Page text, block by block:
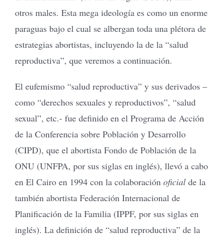
otros males. Esta mega ideología es como un enorme
paraguas bajo el cual se albergan toda una plétora de
estrategias abortistas, incluyendo la de la “salud
reproductiva”, que veremos a continuación.
El eufemismo “salud reproductiva” y sus derivados –
como “derechos sexuales y reproductivos”, “salud
sexual”, etc.- fue definido en el Programa de Acción
de la Conferencia sobre Población y Desarrollo
(CIPD), que el abortista Fondo de Población de la
ONU (UNFPA, por sus siglas en inglés), llevó a cabo
en El Cairo en 1994 con la colaboración oficial de la
también abortista Federación Internacional de
Planificación de la Familia (IPPF, por sus siglas en
inglés). La definición de “salud reproductiva” de la